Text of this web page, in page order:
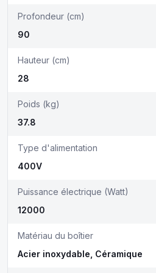
Profondeur (cm)
90
Hauteur (cm)
28
Poids (kg)
37.8
Type d'alimentation
400V
Puissance électrique (Watt)
12000
Matériau du boîtier
Acier inoxydable, Céramique